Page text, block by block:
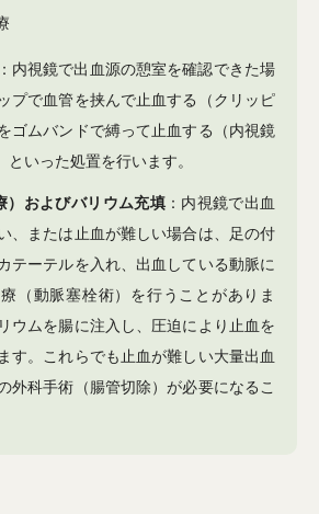
内視鏡で出血源の憩室を確認できた場
プで血管を挟んで止血する（クリッピ
ゴムバンドで縛って止血する（内視鏡
といった処置を行います。
）およびバリウム充填：内視鏡で出血
、または止血が難しい場合は、足の付
テーテルを入れ、出血している動脈に
（動脈塞栓術）を行うことがありま
ウムを腸に注入し、圧迫により止血を
す。これらでも止血が難しい大量出血
外科手術（腸管切除）が必要になるこ